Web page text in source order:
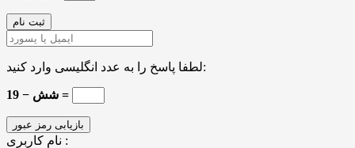
لطفا پاسخ را به عدد انگلیسی وارد کنید:
19 − شش =
نام کاربری :